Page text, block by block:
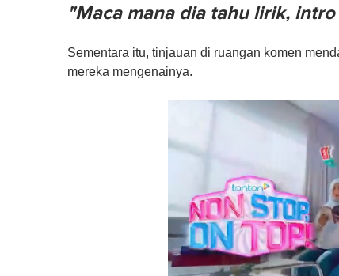
"Maca mana dia tahu lirik,
Sementara itu, tinjauan di ruangan komen
mereka mengenainya.